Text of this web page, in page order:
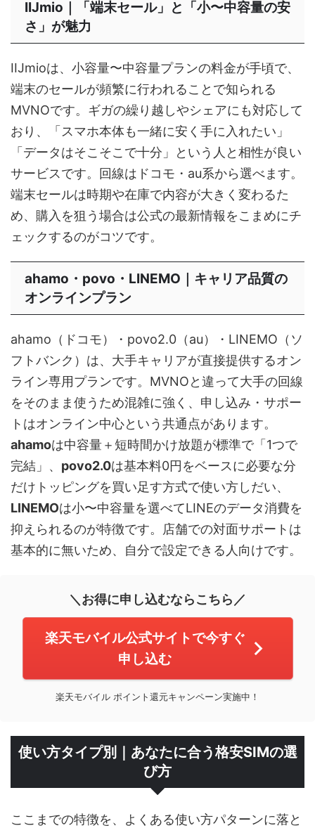
IIJmio｜「端末セール」と「小〜中容量の安
さ」が魅力
IIJmioは、小容量〜中容量プランの料金が手頃で、
端末のセールが頻繁に行われることで知られる
MVNOです。ギガの繰り越しやシェアにも対応して
おり、「スマホ本体も一緒に安く手に入れたい」
「データはそこそこで十分」という人と相性が良い
サービスです。回線はドコモ・au系から選べます。
端末セールは時期や在庫で内容が大きく変わるた
め、購入を狙う場合は公式の最新情報をこまめにチ
ェックするのがコツです。
ahamo・povo・LINEMO｜キャリア品質の
オンラインプラン
ahamo（ドコモ）・povo2.0（au）・LINEMO（ソ
フトバンク）は、大手キャリアが直接提供するオン
ライン専用プランです。MVNOと違って大手の回線
をそのまま使うため混雑に強く、申し込み・サポー
トはオンライン中心という共通点があります。
ahamoは中容量＋短時間かけ放題が標準で「1つで
完結」、 povo2.0は基本料0円をベースに必要な分
だけトッピングを買い足す方式で使い方しだい、
LINEMOは小〜中容量を選べてLINEのデータ消費を
抑えられるのが特徴です。店舗での対面サポートは
基本的に無いため、自分で設定できる人向けです。
＼お得に申し込むならこちら／
楽天モバイル公式サイトで今すぐ
申し込む
楽天モバイル ポイント還元キャンペーン実施中！
使い方タイプ別｜あなたに合う格安SIMの選
び方
ここまでの特徴を、よくある使い方パターンに落と